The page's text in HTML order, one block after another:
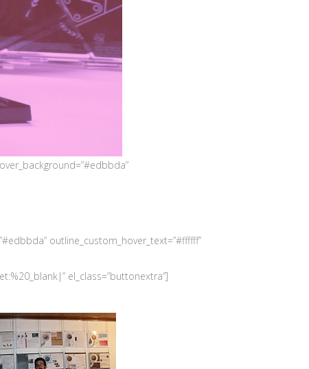
outline_custom_hover_text=”#ffffff”
el_class=”buttonextra”]